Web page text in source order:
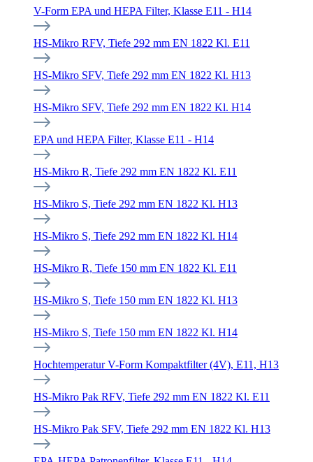
V-Form EPA und HEPA Filter, Klasse E11 - H14
HS-Mikro RFV, Tiefe 292 mm EN 1822 Kl. E11
HS-Mikro SFV, Tiefe 292 mm EN 1822 Kl. H13
HS-Mikro SFV, Tiefe 292 mm EN 1822 Kl. H14
EPA und HEPA Filter, Klasse E11 - H14
HS-Mikro R, Tiefe 292 mm EN 1822 Kl. E11
HS-Mikro S, Tiefe 292 mm EN 1822 Kl. H13
HS-Mikro S, Tiefe 292 mm EN 1822 Kl. H14
HS-Mikro R, Tiefe 150 mm EN 1822 Kl. E11
HS-Mikro S, Tiefe 150 mm EN 1822 Kl. H13
HS-Mikro S, Tiefe 150 mm EN 1822 Kl. H14
Hochtemperatur V-Form Kompaktfilter (4V), E11, H13
HS-Mikro Pak RFV, Tiefe 292 mm EN 1822 Kl. E11
HS-Mikro Pak SFV, Tiefe 292 mm EN 1822 Kl. H13